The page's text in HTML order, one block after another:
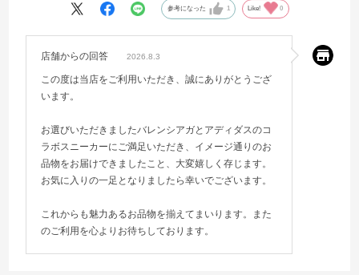
参考になった 1 Like! 0
店舗からの回答 2026.8.3
この度は当店をご利用いただき、誠にありがとうござ
います。
お選びいただきましたバレンシアガとアディダスのコ
ラボスニーカーにご満足いただき、イメージ通りのお
品物をお届けできましたこと、大変嬉しく存じます。
お気に入りの一足となりましたら幸いでございます。
これからも魅力あるお品物を揃えてまいります。また
のご利用を心よりお待ちしております。